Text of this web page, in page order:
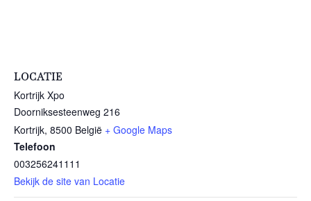
LOCATIE
Kortrijk Xpo
Doorniksesteenweg 216
Kortrijk, 8500 België + Google Maps
Telefoon
003256241111
Bekijk de site van Locatie